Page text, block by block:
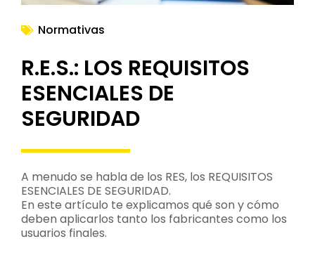
Normativas
R.E.S.: LOS REQUISITOS
ESENCIALES DE
SEGURIDAD
A menudo se habla de los RES, los REQUISITOS
ESENCIALES DE SEGURIDAD.
En este artículo te explicamos qué son y cómo
deben aplicarlos tanto los fabricantes como los
usuarios finales.